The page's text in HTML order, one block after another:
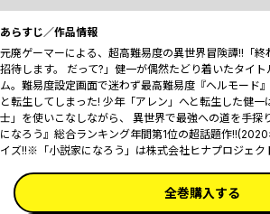
あらすじ／作品情報
元廃ゲーマーによる、超高難易度の異世界冒険譚!!「
招待します。 だって?」健一が偶然たどり着いたタイ
ム。難易度設定画面で迷わず最高難易度『ヘルモード
と転生してしまった! 少年「アレン」へと転生した健
士」を使いこなしながら、 異世界で最強への道を手探
になろう』総合ランキング年間第1位の超話題作
イズ!!※「小説家になろう」は株式会社ヒナプロジェク
全巻購入する